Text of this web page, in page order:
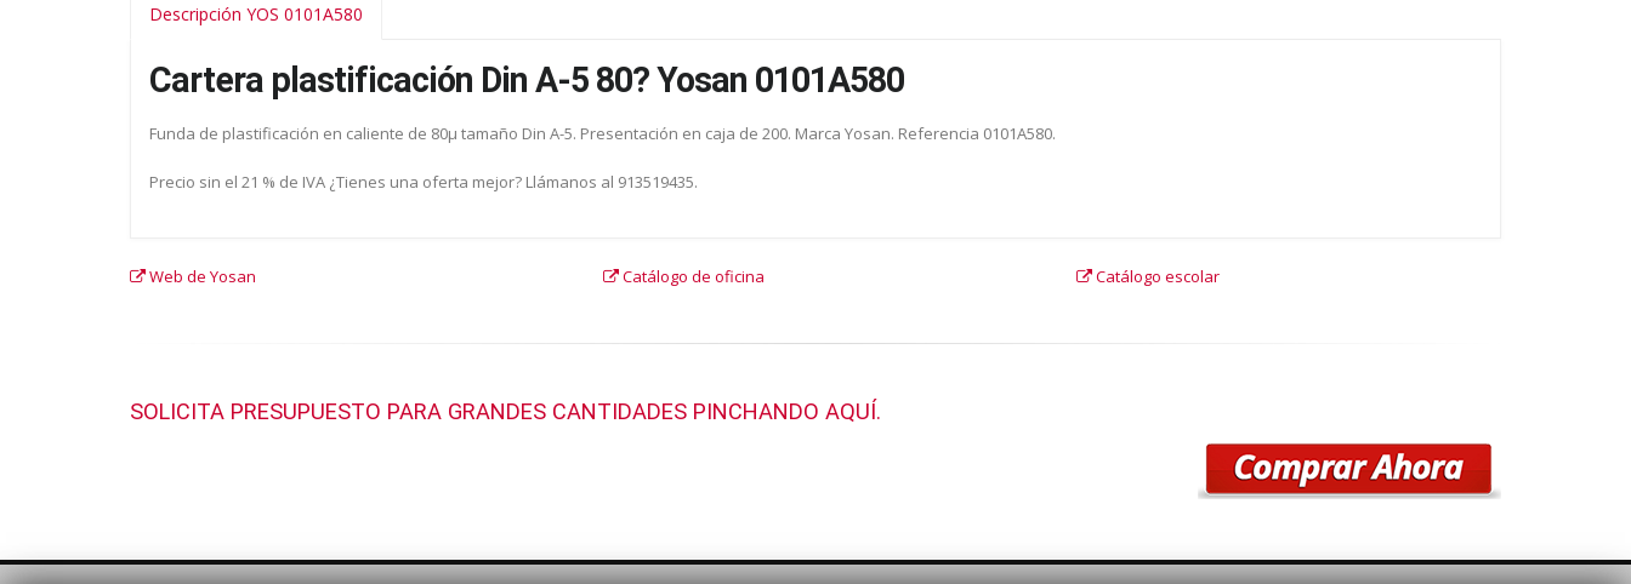
Descripción YOS 0101A580
Cartera plastificación Din A-5 80? Yosan 0101A580
Funda de plastificación en caliente de 80µ tamaño Din A-5. Presentación en caja de 200. Marca Yosan. Referencia 0101A580.
Precio sin el 21 % de IVA ¿Tienes una oferta mejor? Llámanos al 913519435.
Web de Yosan Catálogo de oficina Catálogo escolar
SOLICITA PRESUPUESTO PARA GRANDES CANTIDADES PINCHANDO AQUÍ.